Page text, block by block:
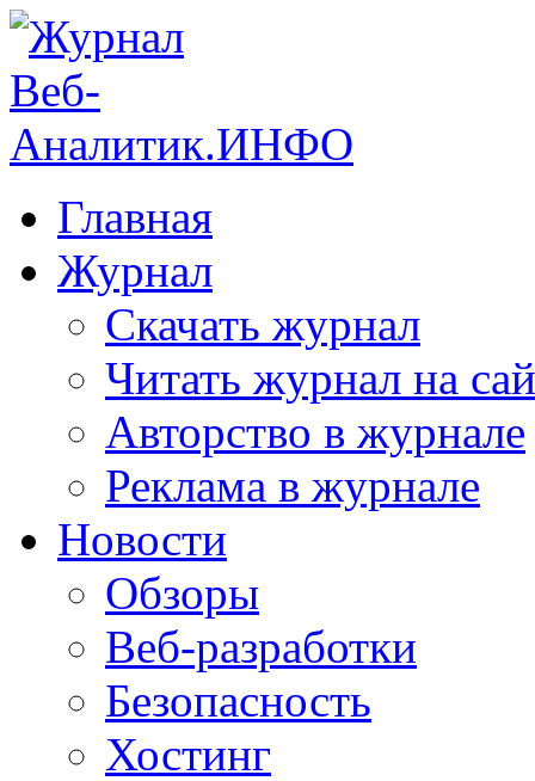
Главная
Журнал
Скачать журнал
Читать журнал на
Авторство в журнале
Реклама в журнале
Новости
Обзоры
Веб-разработки
Безопасность
Хостинг